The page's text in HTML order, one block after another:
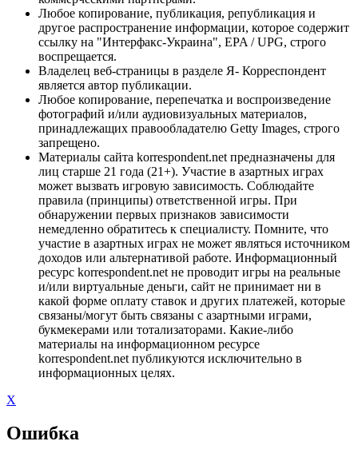
Любое копирование, публикация, републикация и
другое распространение информации, которое содержит
ссылку на "Интерфакс-Украина", EPA / UPG, строго
воспрещается.
Владелец веб-страницы в разделе Я- Корреспондент
является автор публикации.
Любое копирование, перепечатка и воспроизведение
фотографий и/или аудиовизуальных материалов,
принадлежащих правообладателю Getty Images, строго
запрещено.
Материалы сайта korrespondent.net предназначены для
лиц старше 21 года (21+). Участие в азартных играх
может вызвать игровую зависимость. Соблюдайте
правила (принципы) ответственной игры. При
обнаружении первых признаков зависимости
немедленно обратитесь к специалисту. Помните, что
участие в азартных играх не может являться источником
доходов или альтернативой работе. Информационный
ресурс korrespondent.net не проводит игры на реальные
и/или виртуальные деньги, сайт не принимает ни в
какой форме оплату ставок и других платежей, которые
связаны/могут быть связаны с азартными играми,
букмекерами или тотализаторами. Какие-либо
материалы на информационном ресурсе
korrespondent.net публикуются исключительно в
информационных целях.
X
Ошибка